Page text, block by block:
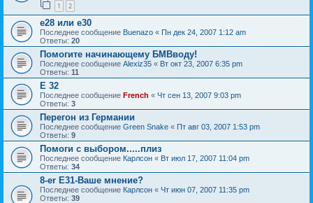
1 2
е28 или е30
Последнее сообщение Buenazo « Пн дек 24, 2007 1:12 am
Ответы: 20
Помогите начинающему БМВводу!
Последнее сообщение Alexiz35 « Вт окт 23, 2007 6:35 pm
Ответы: 11
E 32
Последнее сообщение French « Чт сен 13, 2007 9:03 pm
Ответы: 3
Перегон из Германии
Последнее сообщение Green Snake « Пт авг 03, 2007 1:53 pm
Ответы: 9
Помоги с выбором.....плиз
Последнее сообщение Карлсон « Вт июл 17, 2007 11:04 pm
Ответы: 34
8-er E31-Ваше мнение?
Последнее сообщение Карлсон « Чт июн 07, 2007 11:35 pm
Ответы: 39